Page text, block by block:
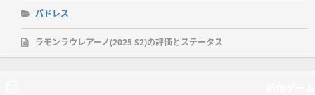
パドレス
ラモンラウレアーノ(2025 S2)の評価とステータス